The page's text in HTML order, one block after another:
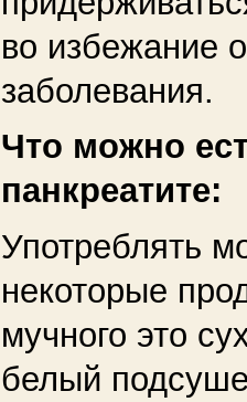
во избежание
заболевания.
Что можно
панкреатите:
Употреблять
некоторые
мучного это
белый